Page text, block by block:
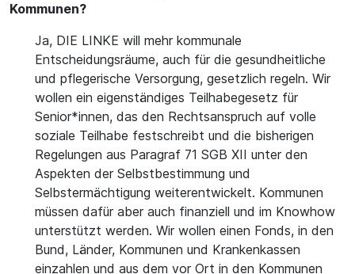
Kommunen?
Ja, DIE LINKE will mehr kommunale
Entscheidungsräume, auch für die gesundheitliche
und pflegerische Versorgung, gesetzlich regeln. Wir
wollen ein eigenständiges Teilhabegesetz für
Senior*innen, das den Rechtsanspruch auf volle
soziale Teilhabe festschreibt und die bisherigen
Regelungen aus Paragraf 71 SGB XII unter den
Aspekten der Selbstbestimmung und
Selbstermächtigung weiterentwickelt. Kommunen
müssen dafür aber auch finanziell und im Knowhow
unterstützt werden. Wir wollen einen Fonds, in den
Bund, Länder, Kommunen und Krankenkassen
einzahlen und aus dem vor Ort in den Kommunen